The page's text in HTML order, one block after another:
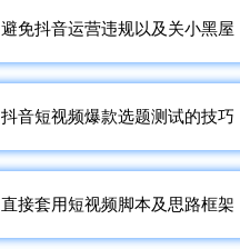
避免抖音运营违规以及关小黑屋
抖音短视频爆款选题测试的技巧
直接套用短视频脚本及思路框架